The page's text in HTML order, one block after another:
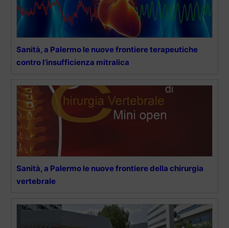
Sanità, a Palermo le nuove frontiere terapeutiche
contro l’insufficienza mitralica
Sanità, a Palermo le nuove frontiere della chirurgia
vertebrale